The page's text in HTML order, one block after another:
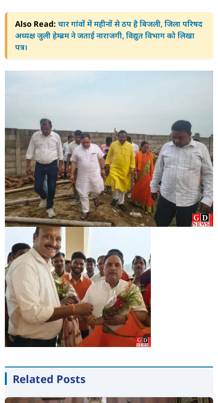
Also Read: चार गांवों में महीनों से ठप है बिजली, जिला परिषद
अध्यक्ष जुली हेम्ब्रम ने जताई नाराजगी, विद्युत विभाग को लिखा
पत्र।
Related Posts